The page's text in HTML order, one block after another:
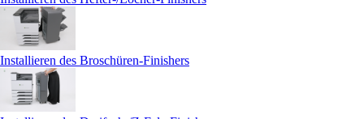
Installieren des Broschüren-Finishers